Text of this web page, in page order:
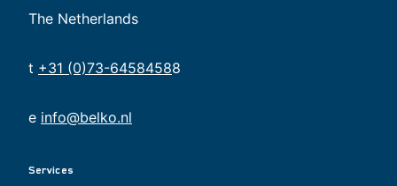
The Netherlands
t +31 (0)73-64584588
e info@belko.nl
Services